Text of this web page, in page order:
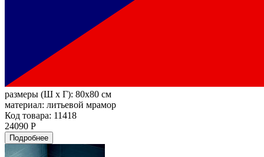
размеры (Ш х Г): 80x80 см
материал: литьевой мрамор
Код товара: 11418
24090 Р
Подробнее